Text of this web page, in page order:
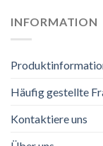
INFORMATION
Häufig gestellte
Kontaktiere uns